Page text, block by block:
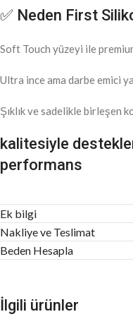
✅ Neden First
Soft Touch yüzeyi ile
Ultra ince ama darbe emici
Şıklık ve sadelikle birleşen
kalitesiyle
performans
Ek bilgi
Nakliye ve Teslimat
Beden Hesapla
İlgili ürünler